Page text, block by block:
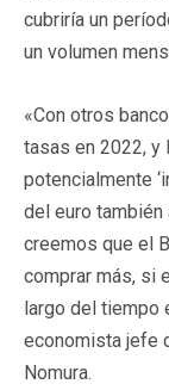
cubriría un
un volumen
«Con otros
tasas en 2022, y
potencialmente
del euro
creemos que el
comprar más, si
largo del tiempo
economista jefe
Nomura.